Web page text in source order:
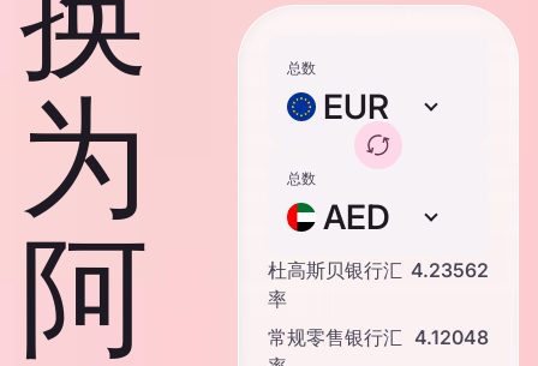
为
阿
总数
EUR
总数
AED
杜高斯贝银行汇
率
4.23562
常规零售银行汇 4.12048